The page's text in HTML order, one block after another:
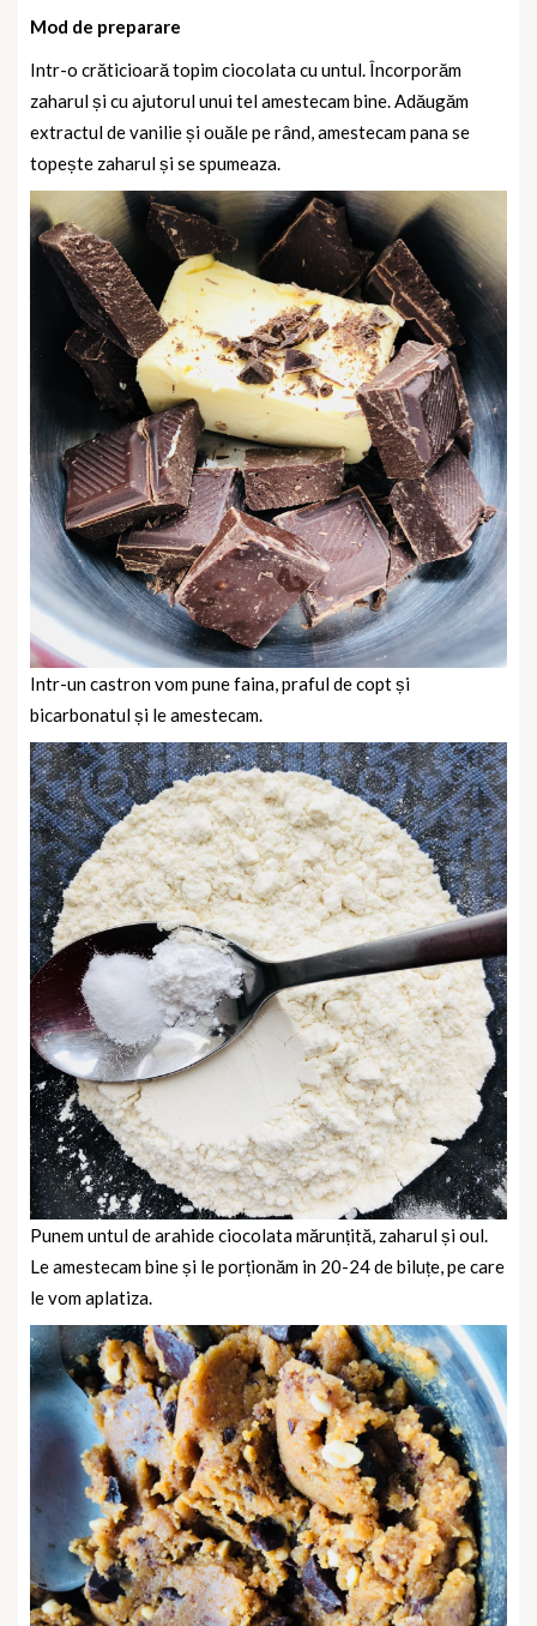
Mod de preparare
Intr-o crăticioară topim ciocolata cu untul. Încorporăm
zaharul și cu ajutorul unui tel amestecam bine. Adăugăm
extractul de vanilie și ouăle pe rând, amestecam pana se
topește zaharul și se spumeaza.
Intr-un castron vom pune faina, praful de copt și
bicarbonatul și le amestecam.
Punem untul de arahide ciocolata mărunțită, zaharul și oul.
Le amestecam bine și le porționăm in 20-24 de biluțe, pe care
le vom aplatiza.